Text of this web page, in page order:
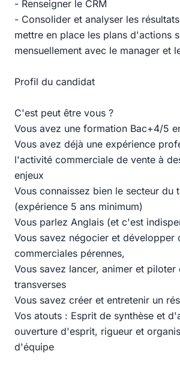
- Renseigner le CRM
- Consolider et analyser les
mettre en place les plans d'actions
mensuellement avec le manager et
Profil du candidat
C'est peut être vous ?
Vous avez une formation Bac+4/5
Vous avez déjà une expérience
l'activité commerciale de vente à
enjeux
Vous connaissez bien le secteur du
(expérience 5 ans minimum)
Vous parlez Anglais (et c'est
Vous savez négocier et développer
commerciales pérennes,
Vous savez lancer, animer et piloter
transverses
Vous savez créer et entretenir un
Vos atouts : Esprit de synthèse et
ouverture d'esprit, rigueur et
d'équipe